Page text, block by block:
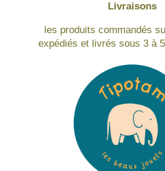
Livraisons
les produits commandés
expédiés et livrés sous 3 à